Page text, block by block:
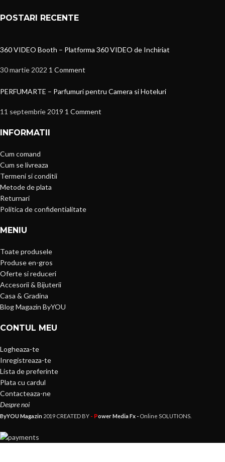
POSTARI RECENTE
360 VIDEO Booth – Platforma 360 VIDEO de Inchiriat
30 martie 2022 1 Comment
PERFUMARTE – Parfumuri pentru Camera si Hoteluri
11 septembrie 2019 1 Comment
INFORMATII
Cum comand
Cum se livreaza
Termeni si conditii
Metode de plata
Returnari
Politica de confidentialitate
MENIU
Toate produsele
Produse en-gros
Oferte si reduceri
Accesorii & Bijuterii
Casa & Gradina
Blog Magazin ByYOU
CONTUL MEU
Logheaza-te
Inregistreaza-te
Lista de preferinte
Plata cu cardul
Contacteaza-ne
Despre noi
ByYOU Magazin 2019 CREATED BY - Power Media Fx - Online SOLUTIONS.